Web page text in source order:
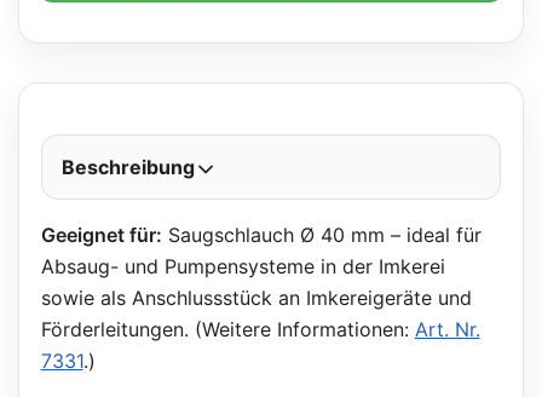
Beschreibung
Geeignet für: Saugschlauch Ø 40 mm – ideal für
Absaug- und Pumpensysteme in der Imkerei
sowie als Anschlussstück an Imkereigeräte und
Förderleitungen. (Weitere Informationen: Art. Nr.
7331.)